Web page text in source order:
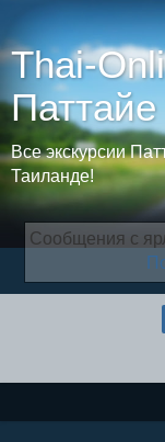
Thai-
Все экскурсии
Таиланде!
Сообщения с